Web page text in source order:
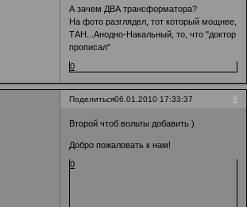
А зачем ДВА трансформатора?
На фото разглядел, тот который мощнее,
ТАН...Анодно-Накальный, то, что "доктор
прописал"
0
Поделиться 8
06.01.2010 17:33:37
Второй чтоб вольты добавить )
Добро пожаловать к нам!
0